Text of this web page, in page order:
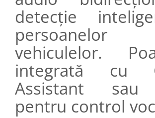
detecție
vehiculelor.
integrată cu
Assistant sau
pentru control